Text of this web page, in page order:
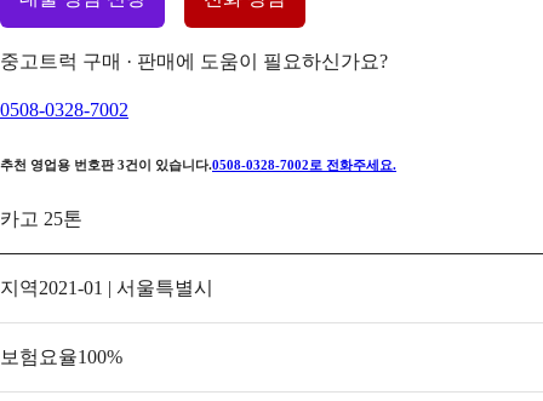
중고트럭 구매 · 판매에 도움이 필요하신가요?
0508-0328-7002
추천 영업용 번호판 3건이 있습니다.0508-0328-7002 로 전화주세요.
카고 25톤
지역2021-01 | 서울특별시
보험요율100%